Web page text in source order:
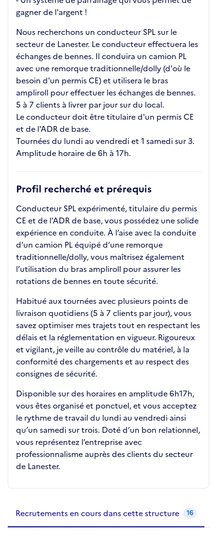
gagner de l'argent !
Nous recherchons un conducteur SPL sur le
secteur de Lanester. Le conducteur effectuera les
échanges de bennes. Il conduira un camion PL
avec une remorque traditionnelle/dolly (d'où le
besoin d'un permis CE) et utilisera le bras
ampliroll pour effectuer les échanges de bennes.
5 à 7 clients à livrer par jour sur du local.
Le conducteur doit être titulaire d'un permis CE
et de l'ADR de base.
Tournées du lundi au vendredi et 1 samedi sur 3.
Amplitude horaire de 6h à 17h.
Profil recherché et prérequis
Conducteur SPL expérimenté, titulaire du permis
CE et de l’ADR de base, vous possédez une solide
expérience en conduite. À l’aise avec la conduite
d’un camion PL équipé d’une remorque
traditionnelle/dolly, vous maîtrisez également
l’utilisation du bras ampliroll pour assurer les
rotations de bennes en toute sécurité.
Habitué aux tournées avec plusieurs points de
livraison quotidiens (5 à 7 clients par jour), vous
savez optimiser mes trajets tout en respectant les
délais et la réglementation en vigueur. Rigoureux
et vigilant, je veille au contrôle du matériel, à la
conformité des chargements et au respect des
consignes de sécurité.
Disponible sur des horaires en amplitude 6h17h,
vous êtes organisé et ponctuel, et vous acceptez
le rythme de travail du lundi au vendredi ainsi
qu’un samedi sur trois. Doté d’un bon relationnel,
vous représentez l’entreprise avec
professionnalisme auprès des clients du secteur
de Lanester.
Recrutements en cours dans cette structure 16